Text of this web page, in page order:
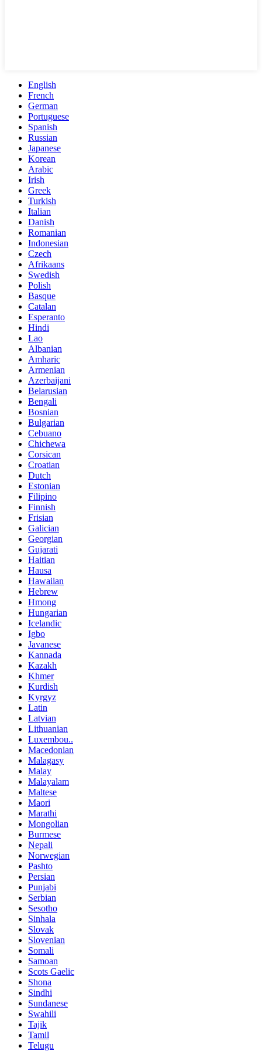
English
French
German
Portuguese
Spanish
Russian
Japanese
Korean
Arabic
Irish
Greek
Turkish
Italian
Danish
Romanian
Indonesian
Czech
Afrikaans
Swedish
Polish
Basque
Catalan
Esperanto
Hindi
Lao
Albanian
Amharic
Armenian
Azerbaijani
Belarusian
Bengali
Bosnian
Bulgarian
Cebuano
Chichewa
Corsican
Croatian
Dutch
Estonian
Filipino
Finnish
Frisian
Galician
Georgian
Gujarati
Haitian
Hausa
Hawaiian
Hebrew
Hmong
Hungarian
Icelandic
Igbo
Javanese
Kannada
Kazakh
Khmer
Kurdish
Kyrgyz
Latin
Latvian
Lithuanian
Luxembou..
Macedonian
Malagasy
Malay
Malayalam
Maltese
Maori
Marathi
Mongolian
Burmese
Nepali
Norwegian
Pashto
Persian
Punjabi
Serbian
Sesotho
Sinhala
Slovak
Slovenian
Somali
Samoan
Scots Gaelic
Shona
Sindhi
Sundanese
Swahili
Tajik
Tamil
Telugu